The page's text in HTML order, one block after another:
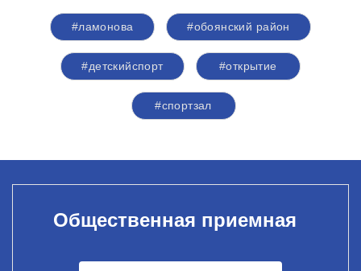
#ламонова #обоянский район
#детскийспорт #открытие
#спортзал
Общественная приемная